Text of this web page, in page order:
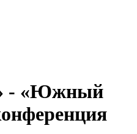
- «Южный